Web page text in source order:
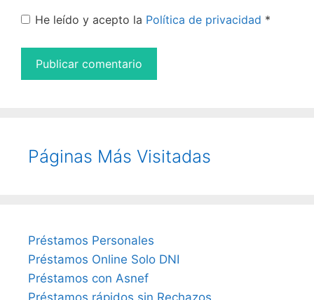
He leído y acepto la Política de privacidad *
Páginas Más Visitadas
Préstamos Personales
Préstamos Online Solo DNI
Préstamos con Asnef